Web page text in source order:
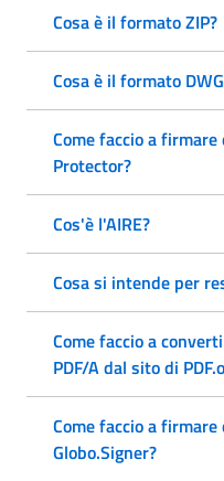
Cosa è il formato ZIP?
Cosa è il formato
Come faccio a
Protector?
Cos'è l'AIRE?
Cosa si intende per
Come faccio a
PDF/A dal sito di
Come faccio a
Globo.Signer?